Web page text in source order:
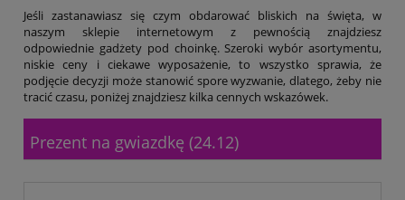
Trodat
Trophee
Tryumf
Typograf
UNI-1
Wagraf
Waterman
Jeśli zastanawiasz się czym obdarować bliskich na święta, w
naszym sklepie internetowym z pewnością znajdziesz
odpowiednie gadżety pod choinkę. Szeroki wybór asortymentu,
niskie ceny i ciekawe wyposażenie, to wszystko sprawia, że
podjęcie decyzji może stanowić spore wyzwanie, dlatego, żeby nie
tracić czasu, poniżej znajdziesz kilka cennych wskazówek.
Prezent na gwiazdkę (24.12)